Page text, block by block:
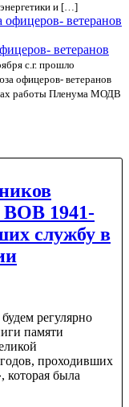
и […]
ветеранов
с.г. прошло
офицеров- ветеранов
работы Пленума МОДВ
ВОВ 1941-
службу в
регулярно
памяти
проходивших
была